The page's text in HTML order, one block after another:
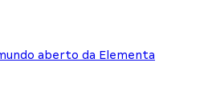
aberto da Elementa